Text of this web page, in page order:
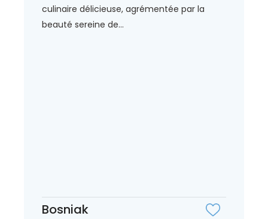
culinaire délicieuse, agrémentée par la
beauté sereine de...
Bosniak